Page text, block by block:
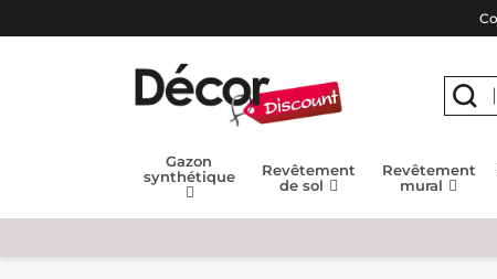
Gazon
synthétique
Revêtement
de sol
Revêtement
mural